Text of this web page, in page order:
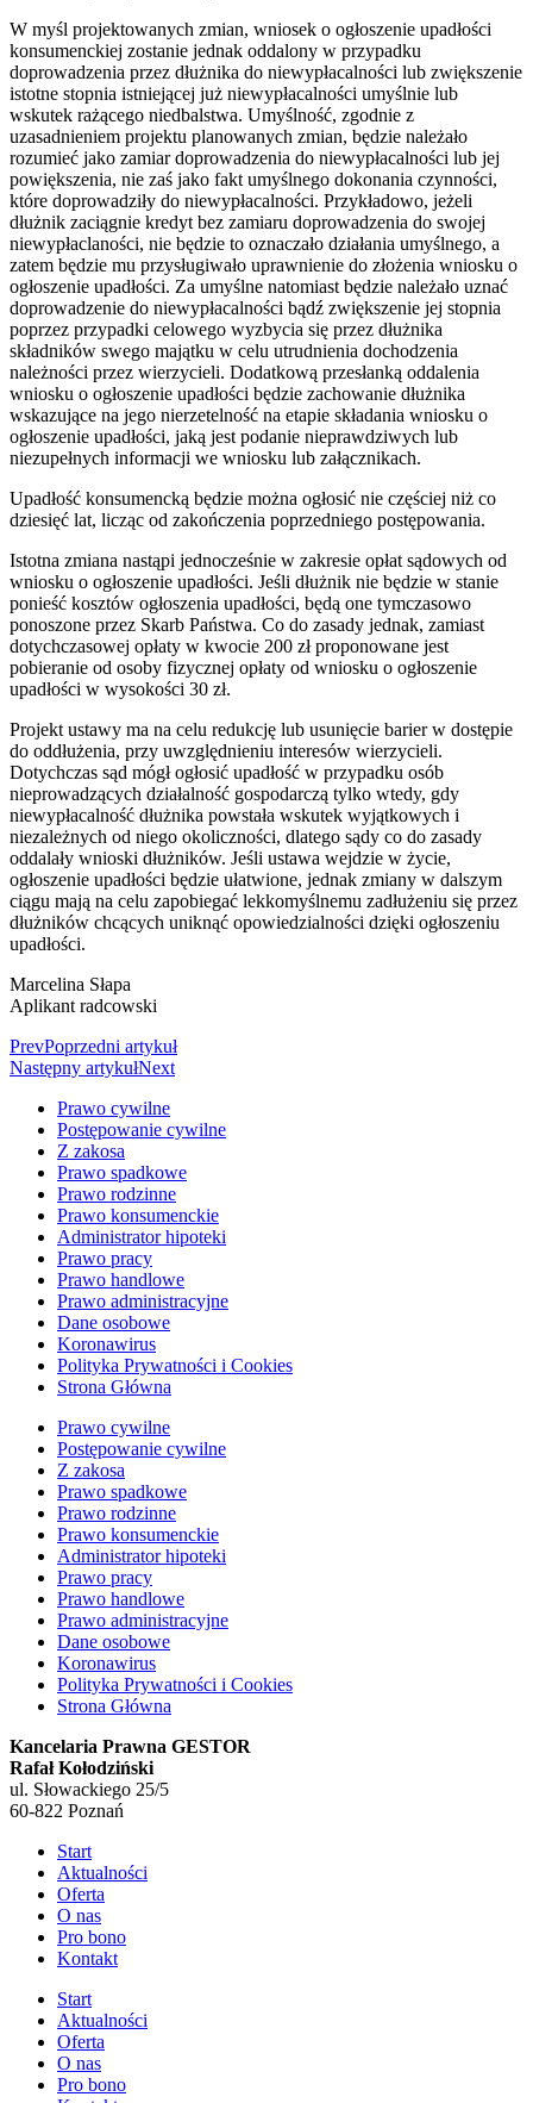
W myśl projektowanych zmian, wniosek o ogłoszenie upadłości
konsumenckiej zostanie jednak oddalony w przypadku
doprowadzenia przez dłużnika do niewypłacalności lub zwiększenie
istotne stopnia istniejącej już niewypłacalności umyślnie lub
wskutek rażącego niedbalstwa. Umyślność, zgodnie z
uzasadnieniem projektu planowanych zmian, będzie należało
rozumieć jako zamiar doprowadzenia do niewypłacalności lub jej
powiększenia, nie zaś jako fakt umyślnego dokonania czynności,
które doprowadziły do niewypłacalności. Przykładowo, jeżeli
dłużnik zaciągnie kredyt bez zamiaru doprowadzenia do swojej
niewypłaclaności, nie będzie to oznaczało działania umyślnego, a
zatem będzie mu przysługiwało uprawnienie do złożenia wniosku o
ogłoszenie upadłości. Za umyślne natomiast będzie należało uznać
doprowadzenie do niewypłacalności bądź zwiększenie jej stopnia
poprzez przypadki celowego wyzbycia się przez dłużnika
składników swego majątku w celu utrudnienia dochodzenia
należności przez wierzycieli. Dodatkową przesłanką oddalenia
wniosku o ogłoszenie upadłości będzie zachowanie dłużnika
wskazujące na jego nierzetelność na etapie składania wniosku o
ogłoszenie upadłości, jaką jest podanie nieprawdziwych lub
niezupełnych informacji we wniosku lub załącznikach.
Upadłość konsumencką będzie można ogłosić nie częściej niż co
dziesięć lat, licząc od zakończenia poprzedniego postępowania.
Istotna zmiana nastąpi jednocześnie w zakresie opłat sądowych od
wniosku o ogłoszenie upadłości. Jeśli dłużnik nie będzie w stanie
ponieść kosztów ogłoszenia upadłości, będą one tymczasowo
ponoszone przez Skarb Państwa. Co do zasady jednak, zamiast
dotychczasowej opłaty w kwocie 200 zł proponowane jest
pobieranie od osoby fizycznej opłaty od wniosku o ogłoszenie
upadłości w wysokości 30 zł.
Projekt ustawy ma na celu redukcję lub usunięcie barier w dostępie
do oddłużenia, przy uwzględnieniu interesów wierzycieli.
Dotychczas sąd mógł ogłosić upadłość w przypadku osób
nieprowadzących działalność gospodarczą tylko wtedy, gdy
niewypłacalność dłużnika powstała wskutek wyjątkowych i
niezależnych od niego okoliczności, dlatego sądy co do zasady
oddalały wnioski dłużników. Jeśli ustawa wejdzie w życie,
ogłoszenie upadłości będzie ułatwione, jednak zmiany w dalszym
ciągu mają na celu zapobiegać lekkomyślnemu zadłużeniu się przez
dłużników chcących uniknąć opowiedzialności dzięki ogłoszeniu
upadłości.
Marcelina Słapa
Aplikant radcowski
PrevPoprzedni artykuł
Następny artykułNext
Prawo cywilne
Postępowanie cywilne
Z zakosa
Prawo spadkowe
Prawo rodzinne
Prawo konsumenckie
Administrator hipoteki
Prawo pracy
Prawo handlowe
Prawo administracyjne
Dane osobowe
Koronawirus
Polityka Prywatności i Cookies
Strona Główna
Prawo cywilne
Postępowanie cywilne
Z zakosa
Prawo spadkowe
Prawo rodzinne
Prawo konsumenckie
Administrator hipoteki
Prawo pracy
Prawo handlowe
Prawo administracyjne
Dane osobowe
Koronawirus
Polityka Prywatności i Cookies
Strona Główna
Kancelaria Prawna GESTOR
Rafał Kołodziński
ul. Słowackiego 25/5
60-822 Poznań
Start
Aktualności
Oferta
O nas
Pro bono
Kontakt
Start
Aktualności
Oferta
O nas
Pro bono